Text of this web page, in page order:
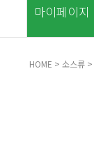
마이페이지
HOME > 소스류 >